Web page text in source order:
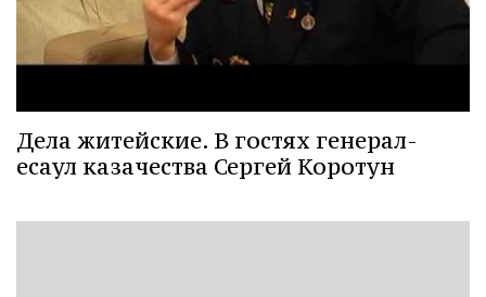
Дела житейские. В гостях генерал-
есаул казачества Сергей Коротун